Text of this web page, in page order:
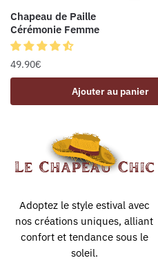
Chapeau de Paille
Cérémonie Femme
49.90€
Ajouter au panier
Adoptez le style estival avec
nos créations uniques, alliant
confort et tendance sous le
soleil.